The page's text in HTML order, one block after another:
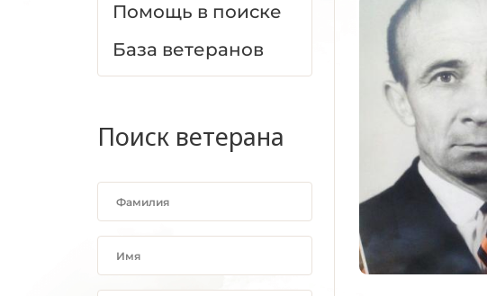
Помощь в поиске
База ветеранов
Поиск ветерана